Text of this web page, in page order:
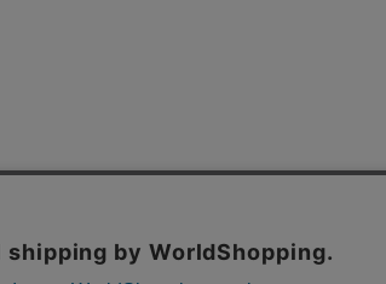
よくあるご質問